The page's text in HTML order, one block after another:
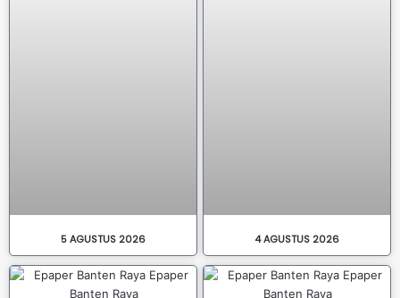
5 AGUSTUS 2026 4 AGUSTUS 2026